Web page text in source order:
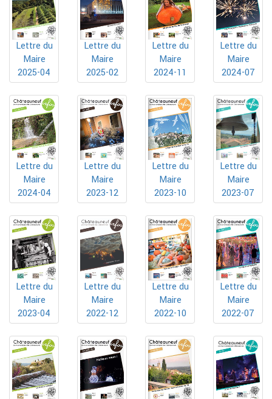
Lettre du
Maire
2025-04
Lettre du
Maire
2025-02
Lettre du
Maire
2024-11
Lettre du
Maire
2024-07
Lettre du
Maire
2024-04
Lettre du
Maire
2023-12
Lettre du
Maire
2023-10
Lettre du
Maire
2023-07
Lettre du
Maire
2023-04
Lettre du
Maire
2022-12
Lettre du
Maire
2022-10
Lettre du
Maire
2022-07